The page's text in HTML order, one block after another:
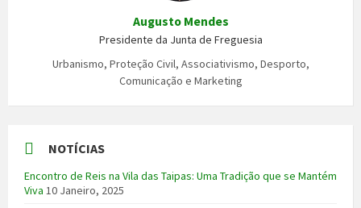
Augusto Mendes
Presidente da Junta de Freguesia
Urbanismo, Proteção Civil, Associativismo, Desporto,
Comunicação e Marketing
NOTÍCIAS
Encontro de Reis na Vila das Taipas: Uma Tradição que se Mantém
Viva 10 Janeiro, 2025